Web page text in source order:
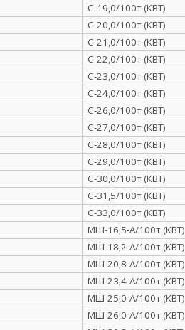
С-19,0/100т (КВТ)
С-20,0/100т (КВТ)
С-21,0/100т (КВТ)
С-22,0/100т (КВТ)
С-23,0/100т (КВТ)
С-24,0/100т (КВТ)
С-26,0/100т (КВТ)
С-27,0/100т (КВТ)
С-28,0/100т (КВТ)
С-29,0/100т (КВТ)
С-30,0/100т (КВТ)
С-31,5/100т (КВТ)
С-33,0/100т (КВТ)
МШ-16,5-А/100т (КВТ)
МШ-18,2-А/100т (КВТ)
МШ-20,8-А/100т (КВТ)
МШ-23,4-А/100т (КВТ)
МШ-25,0-А/100т (КВТ)
МШ-26,0-А/100т (КВТ)